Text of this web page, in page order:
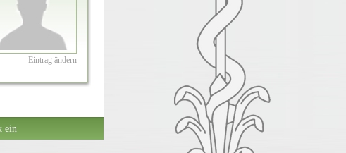
Eintrag ändern
ein